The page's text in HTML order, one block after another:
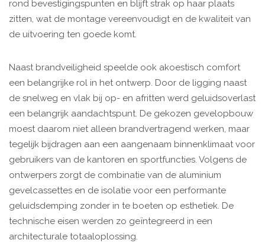
rond bevestigingspunten en blijft strak op haar plaats
zitten, wat de montage vereenvoudigt en de kwaliteit van
de uitvoering ten goede komt.
Naast brandveiligheid speelde ook akoestisch comfort
een belangrijke rol in het ontwerp. Door de ligging naast
de snelweg en vlak bij op- en afritten werd geluidsoverlast
een belangrijk aandachtspunt. De gekozen gevelopbouw
moest daarom niet alleen brandvertragend werken, maar
tegelijk bijdragen aan een aangenaam binnenklimaat voor
gebruikers van de kantoren en sportfuncties. Volgens de
ontwerpers zorgt de combinatie van de aluminium
gevelcassettes en de isolatie voor een performante
geluidsdemping zonder in te boeten op esthetiek. De
technische eisen werden zo geïntegreerd in een
architecturale totaaloplossing.